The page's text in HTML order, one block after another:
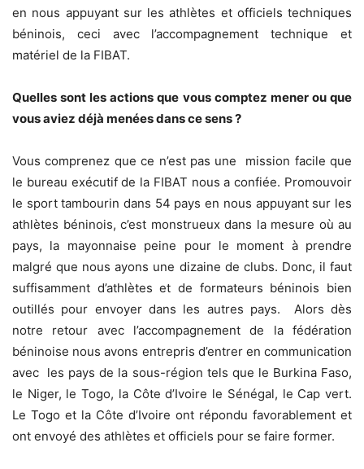
en nous appuyant sur les athlètes et officiels techniques
béninois, ceci avec l’accompagnement technique et
matériel de la FIBAT.
Quelles sont les actions que vous comptez mener ou que
vous aviez déjà menées dans ce sens ?
Vous comprenez que ce n’est pas une mission facile que
le bureau exécutif de la FIBAT nous a confiée. Promouvoir
le sport tambourin dans 54 pays en nous appuyant sur les
athlètes béninois, c’est monstrueux dans la mesure où au
pays, la mayonnaise peine pour le moment à prendre
malgré que nous ayons une dizaine de clubs. Donc, il faut
suffisamment d’athlètes et de formateurs béninois bien
outillés pour envoyer dans les autres pays. Alors dès
notre retour avec l’accompagnement de la fédération
béninoise nous avons entrepris d’entrer en communication
avec les pays de la sous-région tels que le Burkina Faso,
le Niger, le Togo, la Côte d’Ivoire le Sénégal, le Cap vert.
Le Togo et la Côte d’Ivoire ont répondu favorablement et
ont envoyé des athlètes et officiels pour se faire former.